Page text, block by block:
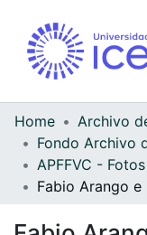
Home